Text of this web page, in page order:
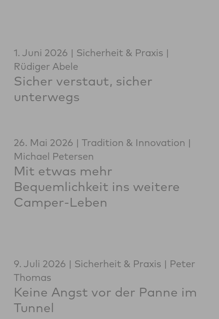
1. Juni 2026
Sicherheit & Praxis
Rüdiger Abele
Sicher verstaut, sicher
unterwegs
26. Mai 2026
Tradition & Innovation
Michael Petersen
Mit etwas mehr
Bequemlichkeit ins weitere
Camper-Leben
9. Juli 2026 Sicherheit & Praxis
Peter
Thomas
Keine Angst vor der Panne im
Tunnel